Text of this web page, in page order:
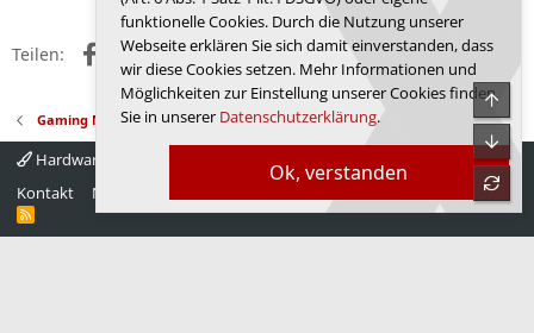
Teilen: FacebookX (Twitter)
RedditWhatsApp
E-MailLink
Gaming News
Hardwareluxx 4.0
Kontakt
Nutzungsbedingungen Startseite
R
Ok, verstanden
funktionelle Cookies. Durch die Nutzung unserer
Webseite erklären Sie sich damit einverstanden, dass
wir diese Cookies setzen. Mehr Informationen und
Möglichkeiten zur Einstellung unserer Cookies finden
Sie in unserer Datenschutzerklärung.